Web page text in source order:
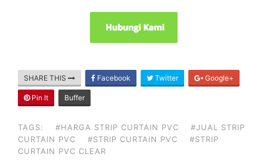
SHARE THIS Facebook Twitter Google+
Pin It Buffer
TAGS: #HARGA STRIP CURTAIN PVC
#JUAL STRIP
CURTAIN PVC
#STRIP CURTAIN PVC
#STRIP
CURTAIN PVC CLEAR